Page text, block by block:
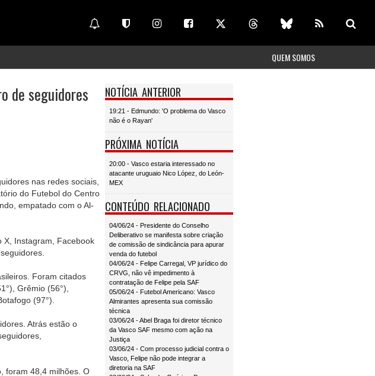
QUEM SOMOS
de seguidores
nas redes sociais,
do Futebol do Centro
empatado com o Al-
X, Instagram, Facebook
Foram citados
Grêmio (56°),
(97°).
Atrás estão o
foram 48,4 milhões. O
NOTÍCIA ANTERIOR
19:21 - Edmundo: 'O problema do Vasco
não é o Rayan'
PRÓXIMA NOTÍCIA
20:00 - Vasco estaria interessado no
atacante uruguaio Nico López, do León-
MEX
CONTEÚDO RELACIONADO
04/06/24 - Presidente do Conselho
Deliberativo se manifesta sobre criação
de comissão de sindicância para apurar
venda do futebol
04/06/24 - Felipe Carregal, VP jurídico do
CRVG, não vê impedimento à
contratação de Felipe pela SAF
05/06/24 - Futebol Americano: Vasco
Almirantes apresenta sua comissão
técnica
03/06/24 - Abel Braga foi diretor técnico
da Vasco SAF mesmo com ação na
Justiça
03/06/24 - Com processo judicial contra o
Vasco, Felipe não pode integrar a
diretoria na SAF